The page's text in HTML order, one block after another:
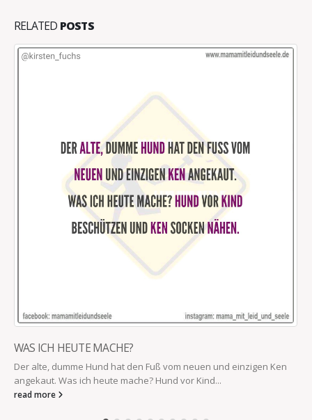
RELATED POSTS
WAS ICH HEUTE MACHE?
Der alte, dumme Hund hat den Fuß vom neuen und einzigen Ken
angekaut. Was ich heute mache? Hund vor Kind...
read more